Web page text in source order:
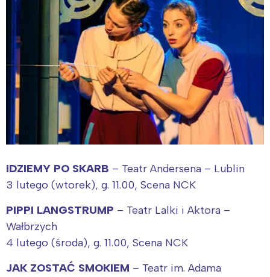
IDZIEMY PO SKARB – Teatr Andersena – Lublin
3 lutego (wtorek), g. 11.00, Scena NCK
PIPPI LANGSTRUMP – Teatr Lalki i Aktora –
Wałbrzych
4 lutego (środa), g. 11.00, Scena NCK
JAK ZOSTAĆ SMOKIEM – Teatr im. Adama